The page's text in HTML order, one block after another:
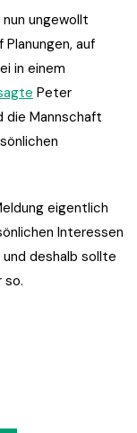
ungewollt
auf
in einem
Peter
die Mannschaft
eigentlich
Interessen
deshalb sollte
so.